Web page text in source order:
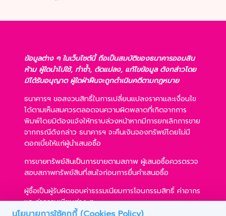
ข้อมูลต่าง ๆ ในเว็บไซต์นี้ ถือเป็นสมบัติของธนาคารออมสิน
ห้าม ผู้ใดนำไปใช้, ทำซ้ำ, ดัดแปลง, แก้ไขข้อมูล ดังกล่าวโดย
มิได้รับอนุญาต ผู้ใดฝ่าฝืนจะถูกดำเนินคดีตามกฎหมาย
ธนาคารฯ ขอสงวนสิทธิ์ในการเปลี่ยนแปลงราคาและเงื่อนไข
ได้ตามเห็นสมควรตลอดจนความผิดพลาดที่เกิดจากการ
พิมพ์โดยมิต้องแจ้งให้ทราบล่วงหน้าหากมีการยกเลิกการขาย
จากกรณีดังกล่าว ธนาคารฯ จะคืนเงินจองทรัพย์โดยไม่มี
ดอกเบี้ยให้แก่ผู้นำเสนอซื้อ
การขายทรัพย์สินเป็นการขายตามสภาพ ผู้เสนอซื้อควรตรวจ
สอบสภาพทรัพย์สินที่สนใจก่อนการยื่นคำเสนอซื้อ
ผู้ซื้อเป็นผู้รับผิดชอบค่าธรรมเนียมการโอนกรรมสิทธิ์ ค่าอากร
และค่าธรรมเนียมต่าง ๆ